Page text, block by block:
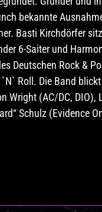
bekannte
Basti Kirchdörfer
6-Saiter und
Deutschen Rock &
Roll. Die Band
Wright (AC/DC,
Schulz (Evidence